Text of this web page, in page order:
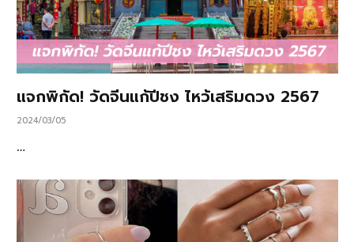
แจกพิกัด! วัดจีนแก้ปีชง ไหว้เสริมดวง 2567
2024/03/05
…